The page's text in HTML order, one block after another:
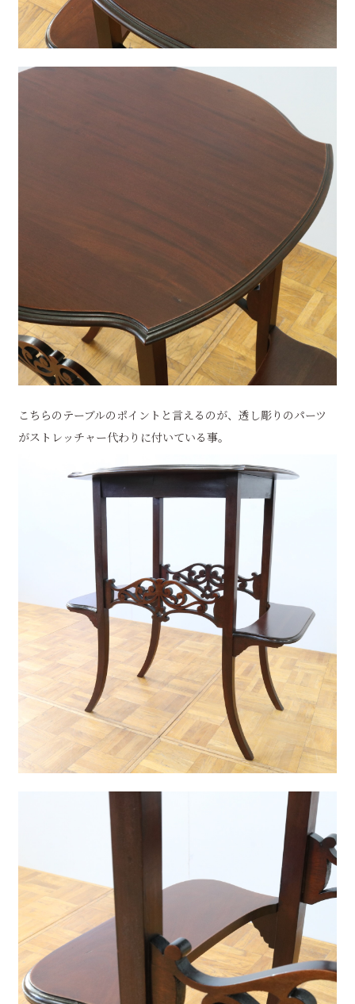
こちらのテーブルのポイントと言えるのが、透し彫りのパーツ
がストレッチャー代わりに付いている事。